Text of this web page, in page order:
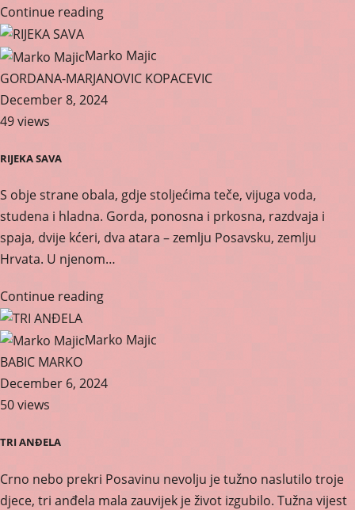
Continue reading
Marko Majic
GORDANA-MARJANOVIC KOPACEVIC
December 8, 2024
49 views
RIJEKA SAVA
S obje strane obala, gdje stoljećima teče, vijuga voda,
studena i hladna. Gorda, ponosna i prkosna, razdvaja i
spaja, dvije kćeri, dva atara – zemlju Posavsku, zemlju
Hrvata. U njenom…
Continue reading
Marko Majic
BABIC MARKO
December 6, 2024
50 views
TRI ANĐELA
Crno nebo prekri Posavinu nevolju je tužno naslutilo troje
djece, tri anđela mala zauvijek je život izgubilo. Tužna vijest